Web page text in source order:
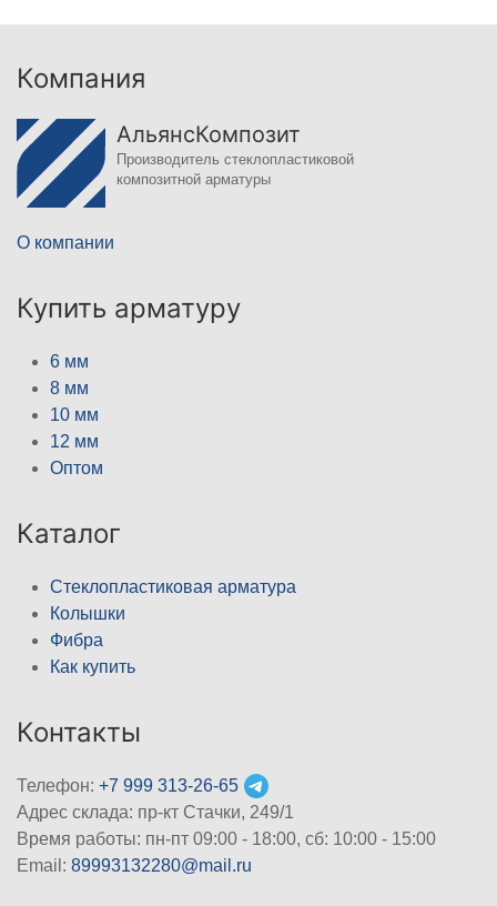
Компания
АльянсКомпозит
Производитель стеклопластиковой
композитной арматуры
О компании
Купить арматуру
6 мм
8 мм
10 мм
12 мм
Оптом
Каталог
Стеклопластиковая арматура
Колышки
Фибра
Как купить
Контакты
Телефон: +7 999 313-26-65
Адрес склада: пр-кт Стачки, 249/1
Время работы: пн-пт 09:00 - 18:00, cб: 10:00 - 15:00
Email: 89993132280@mail.ru